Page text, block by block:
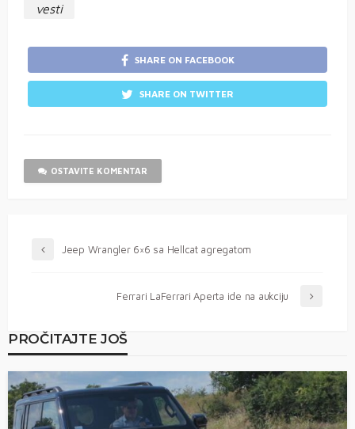
vesti
SHARE ON FACEBOOK
SHARE ON TWITTER
OSTAVITE KOMENTAR
Jeep Wrangler 6×6 sa Hellcat agregatom
Ferrari LaFerrari Aperta ide na aukciju
PROČITAJTE JOŠ